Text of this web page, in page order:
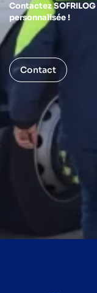
Contactez SOFRILOG
personnalisée !
Contact